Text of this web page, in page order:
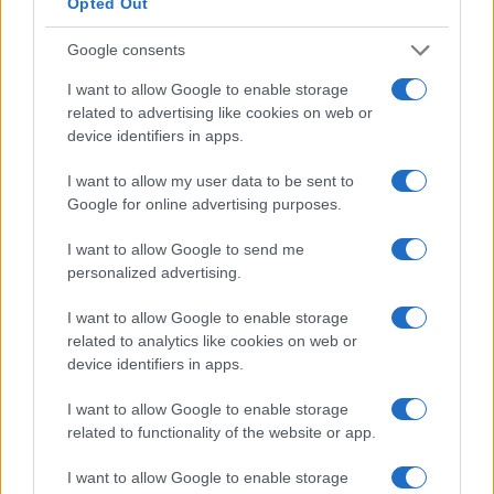
Google consents
I want to allow Google to enable storage
related to advertising like cookies on web or
device identifiers in apps.
I want to allow my user data to be sent to
Google for online advertising purposes.
I want to allow Google to send me
personalized advertising.
I want to allow Google to enable storage
related to analytics like cookies on web or
device identifiers in apps.
I want to allow Google to enable storage
related to functionality of the website or app.
I want to allow Google to enable storage
di un portafoglio equilibrato e degli investimenti per
creare ricchezza (non solo per il tuo gruzzolo). Farai
anche un quiz alla fine di ogni segmento per dimostrare la
tua competenza nel materiale.
È gratuito registrarsi con un abbonamento mensile a
LinkedIn. Non sei ancora membro? Ottieni un posto
Iscriviti ora.
3. Comprensione dei mercati finanziari
dall’Università di Ginevra
Prezzo:gratuito